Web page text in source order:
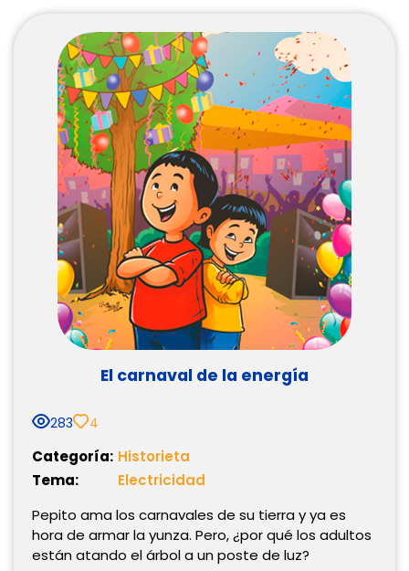
El carnaval de la energía
283 4
Categoría: Historieta
Tema:
Electricidad
Pepito ama los carnavales de su tierra y ya es
hora de armar la yunza. Pero, ¿por qué los adultos
están atando el árbol a un poste de luz?